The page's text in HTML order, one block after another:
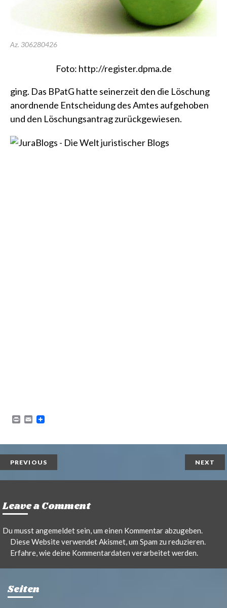
Az. 306280426
Foto: http://register.dpma.de
ging. Das BPatG hatte seinerzeit den die Löschung
anordnende Entscheidung des Amtes aufgehoben
und den Löschungsantrag zurückgewiesen.
P
n
E
i
PREVIOUS NEXT
Leave a Comment
Du musstangemeldetsein, um einen Kommentar abzugeben.
Diese Website verwendet Akismet, um Spam zu reduzieren.
Erfahre, wie deine Kommentardaten verarbeitet werden.
Seiten